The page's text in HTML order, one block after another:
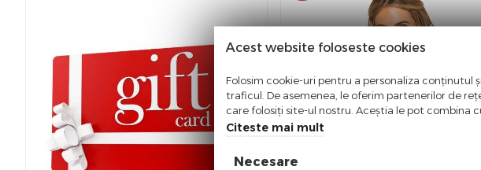
Acest website foloseste cookies
Folosim cookie-uri pentru a personaliza conținutul
traficul. De asemenea, le oferim partenerilor de
care folosiți site-ul nostru. Aceștia le pot combina
Citeste mai mult
Necesare